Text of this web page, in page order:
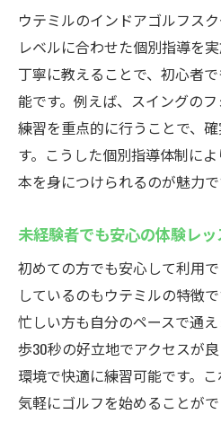
ウテミルのインドアゴルフス
レベルに合わせた個別指導を
丁寧に教えることで、初心者
能です。例えば、スイングの
練習を重点的に行うことで、
す。こうした個別指導体制に
本を身につけられるのが魅力で
未経験者でも安心の体験レ
初めての方でも安心して利用
しているのもウテミルの特徴で
忙しい方も自分のペースで通
歩30秒の好立地でアクセスが
環境で快適に練習可能です。
気軽にゴルフを始めることがで